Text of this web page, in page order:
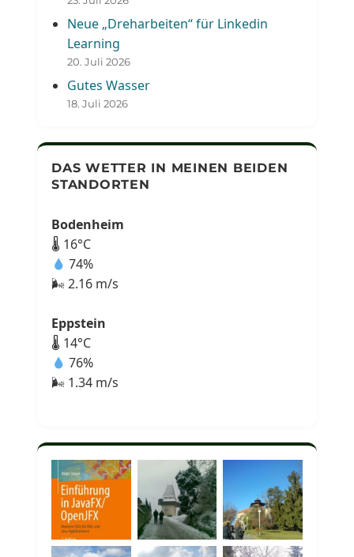
Neue „Dreharbeiten“ für Linkedin
Learning
20. Juli 2026
Gutes Wasser
18. Juli 2026
DAS WETTER IN MEINEN BEIDEN
STANDORTEN
Bodenheim
🌡 16°C
74%
🌬 2.16 m/s
Eppstein
🌡 14°C
76%
🌬 1.34 m/s